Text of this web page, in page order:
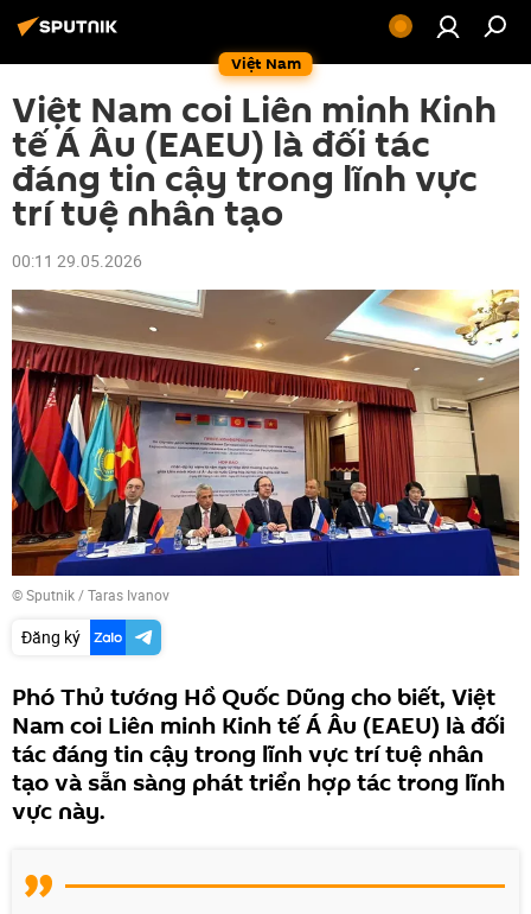
Việt Nam
Việt Nam coi Liên minh Kinh
tế Á Âu (EAEU) là đối tác
đáng tin cậy trong lĩnh vực
trí tuệ nhân tạo
00:11 29.05.2026
© Sputnik / Taras Ivanov
Đăng ký
Phó Thủ tướng Hồ Quốc Dũng cho biết, Việt
Nam coi Liên minh Kinh tế Á Âu (EAEU) là đối
tác đáng tin cậy trong lĩnh vực trí tuệ nhân
tạo và sẵn sàng phát triển hợp tác trong lĩnh
vực này.